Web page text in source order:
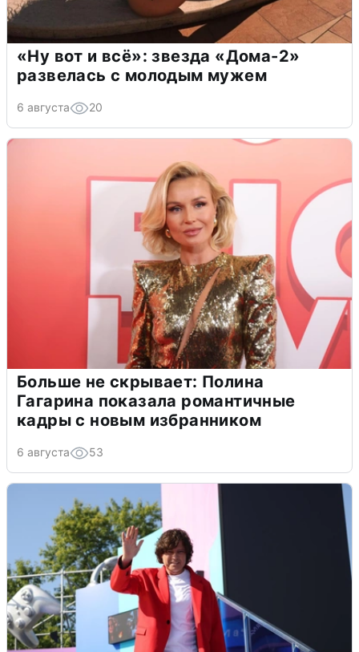
«Ну вот и всё»: звезда «Дома-2»
развелась с молодым мужем
6 августа 20
Больше не скрывает: Полина
Гагарина показала романтичные
кадры с новым избранником
6 августа 53